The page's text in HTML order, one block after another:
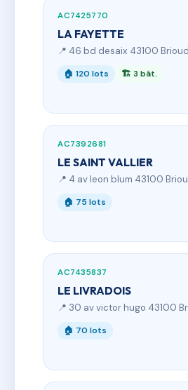
AC7425770
LA FAYETTE
📍 46 bd desaix 43100
🏠 120 lots 🏗 3 bât.
AC7392681
LE SAINT VALLIER
📍 4 av leon blum 43100
🏠 75 lots
AC7435837
LE LIVRADOIS
📍 30 av victor hugo 43100
🏠 70 lots